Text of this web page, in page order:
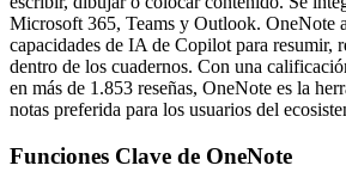
Microsoft 365, Teams y Outlook. OneNote
capacidades de IA de Copilot para resumir,
dentro de los cuadernos. Con una
en más de 1.853 reseñas, OneNote es la
notas preferida para los usuarios del
Funciones Clave de OneNote